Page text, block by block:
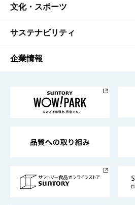
商品一覧
商品発売情報
栄養成分一覧
知る・楽しむTOP
キャンペーン
工場見学
地域情報
文化・スポーツ
文化・スポーツTOP
サントリーホール
サントリーサンバーズ大阪
サステナビリティ
サステナビリティTOP
サントリーが考えるサステナ
企業情報
企業概要
採用情報